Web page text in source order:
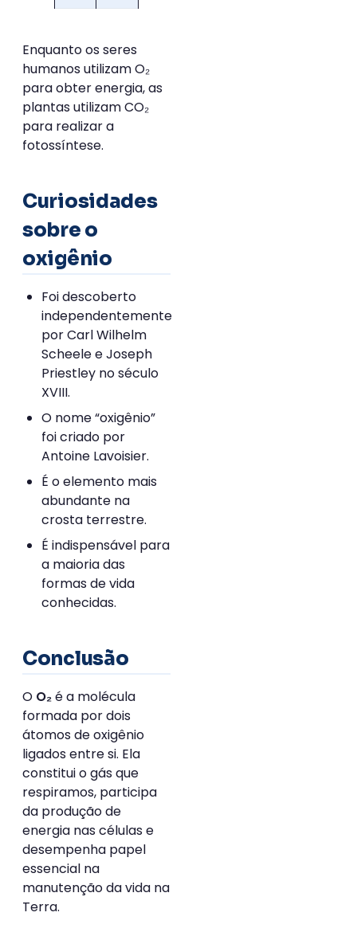
Enquanto os seres
humanos utilizam O₂
para obter energia, as
plantas utilizam CO₂
para realizar a
fotossíntese.
Curiosidades
sobre o
oxigênio
Foi descoberto
independentemente
por Carl Wilhelm
Scheele e Joseph
Priestley no século
XVIII.
O nome “oxigênio”
foi criado por
Antoine Lavoisier.
É o elemento mais
abundante na
crosta terrestre.
É indispensável para
a maioria das
formas de vida
conhecidas.
Conclusão
O O₂é a molécula
formada por dois
átomos de oxigênio
ligados entre si. Ela
constitui o gás que
respiramos, participa
da produção de
energia nas células e
desempenha papel
essencial na
manutenção da vida na
Terra.